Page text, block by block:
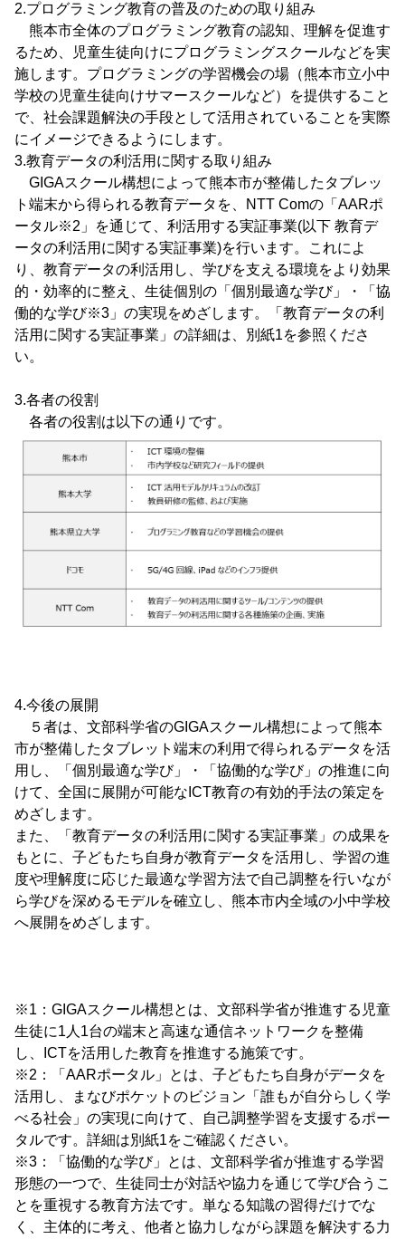
2.プログラミング教育の普及のための取り組み
熊本市全体のプログラミング教育の認知、理解を促進す
るため、児童生徒向けにプログラミングスクールなどを実
施します。プログラミングの学習機会の場（熊本市立小中
学校の児童生徒向けサマースクールなど）を提供すること
で、社会課題解決の手段として活用されていることを実際
にイメージできるようにします。
3.教育データの利活用に関する取り組み
GIGAスクール構想によって熊本市が整備したタブレッ
ト端末から得られる教育データを、NTT Comの「AARポ
ータル※2」を通じて、利活用する実証事業(以下 教育デ
ータの利活用に関する実証事業)を行います。これによ
り、教育データの利活用し、学びを支える環境をより効果
的・効率的に整え、生徒個別の「個別最適な学び」・「協
働的な学び※3」の実現をめざします。「教育データの利
活用に関する実証事業」の詳細は、別紙1を参照くださ
い。
3.各者の役割
各者の役割は以下の通りです。
4.今後の展開
５者は、文部科学省のGIGAスクール構想によって熊本
市が整備したタブレット端末の利用で得られるデータを活
用し、「個別最適な学び」・「協働的な学び」の推進に向
けて、全国に展開が可能なICT教育の有効的手法の策定を
めざします。
また、「教育データの利活用に関する実証事業」の成果を
もとに、子どもたち自身が教育データを活用し、学習の進
度や理解度に応じた最適な学習方法で自己調整を行いなが
ら学びを深めるモデルを確立し、熊本市内全域の小中学校
へ展開をめざします。
※1：GIGAスクール構想とは、文部科学省が推進する児童
生徒に1人1台の端末と高速な通信ネットワークを整備
し、ICTを活用した教育を推進する施策です。
※2：「AARポータル」とは、子どもたち自身がデータを
活用し、まなびポケットのビジョン「誰もが自分らしく学
べる社会」の実現に向けて、自己調整学習を支援するポー
タルです。詳細は別紙1をご確認ください。
※3：「協働的な学び」とは、文部科学省が推進する学習
形態の一つで、生徒同士が対話や協力を通じて学び合うこ
とを重視する教育方法です。単なる知識の習得だけでな
く、主体的に考え、他者と協力しながら課題を解決する力